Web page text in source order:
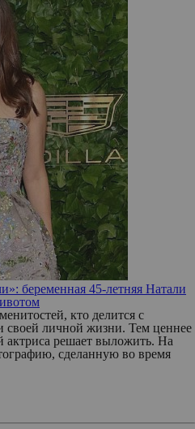
беременная 45-летняя Натали
кто делится с
своей личной жизни. Тем ценнее
актриса решает выложить. На
сделанную во время